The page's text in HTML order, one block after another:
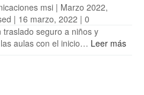
msi | Marzo 2022,
| 16 marzo, 2022 | 0
seguro a niños y
aulas con el inicio… Leer más